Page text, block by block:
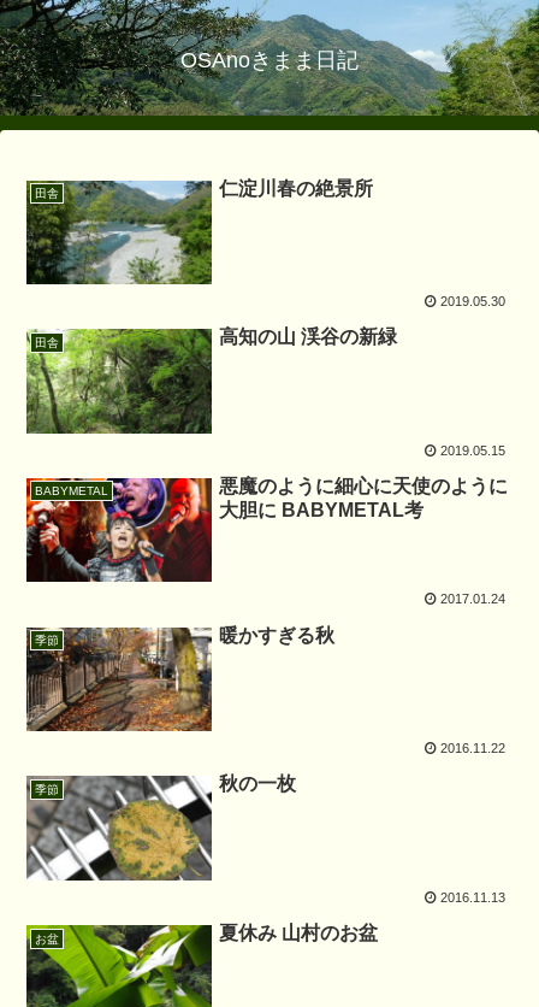
OSAnoきまま日記
田舎 仁淀川春の絶景所
2019.05.30
田舎 高知の山 渓谷の新緑
2019.05.15
BABYMETAL
悪魔のように細心に天使のように
大胆に BABYMETAL考
2017.01.24
季節 暖かすぎる秋
2016.11.22
季節 秋の一枚
2016.11.13
お盆 夏休み 山村のお盆